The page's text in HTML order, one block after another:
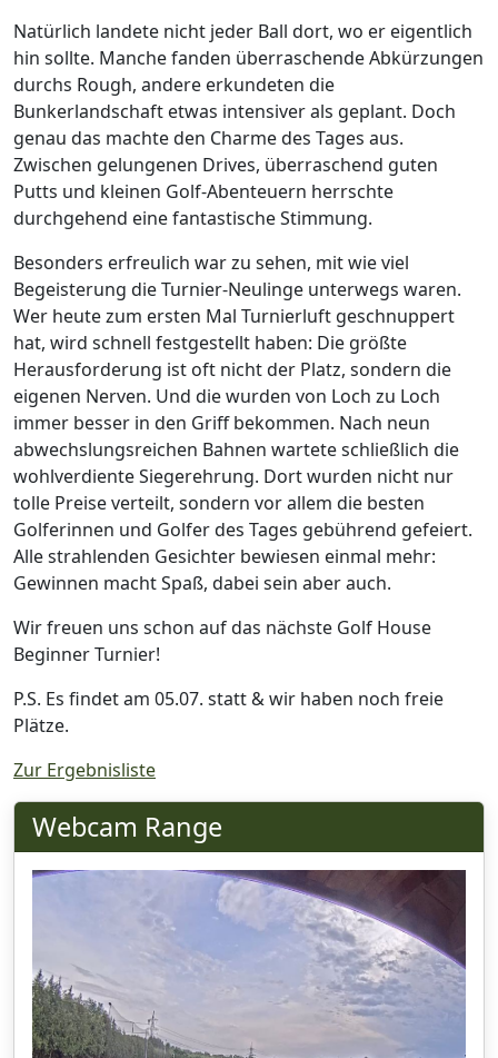
Natürlich landete nicht jeder Ball dort, wo er eigentlich
hin sollte. Manche fanden überraschende Abkürzungen
durchs Rough, andere erkundeten die
Bunkerlandschaft etwas intensiver als geplant. Doch
genau das machte den Charme des Tages aus.
Zwischen gelungenen Drives, überraschend guten
Putts und kleinen Golf-Abenteuern herrschte
durchgehend eine fantastische Stimmung.
Besonders erfreulich war zu sehen, mit wie viel
Begeisterung die Turnier-Neulinge unterwegs waren.
Wer heute zum ersten Mal Turnierluft geschnuppert
hat, wird schnell festgestellt haben: Die größte
Herausforderung ist oft nicht der Platz, sondern die
eigenen Nerven. Und die wurden von Loch zu Loch
immer besser in den Griff bekommen. Nach neun
abwechslungsreichen Bahnen wartete schließlich die
wohlverdiente Siegerehrung. Dort wurden nicht nur
tolle Preise verteilt, sondern vor allem die besten
Golferinnen und Golfer des Tages gebührend gefeiert.
Alle strahlenden Gesichter bewiesen einmal mehr:
Gewinnen macht Spaß, dabei sein aber auch.
Wir freuen uns schon auf das nächste Golf House
Beginner Turnier!
P.S. Es findet am 05.07. statt & wir haben noch freie
Plätze.
Zur Ergebnisliste
Webcam Range